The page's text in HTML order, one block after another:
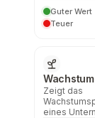
Guter Wert
Teuer
Wachstum
Zeigt das
eines